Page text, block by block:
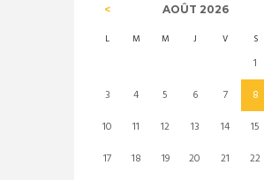
AOÛT 2026
L M M J V S
1
3
4 5 6 7 8
10
11 12 13 14 15
17
18 19 20 21 22